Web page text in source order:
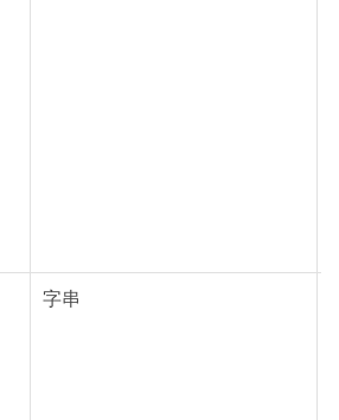
字串